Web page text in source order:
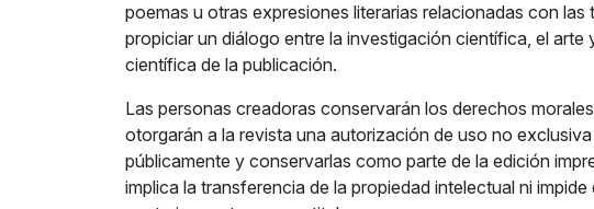
poemas u otras expresiones literarias relacionadas con
propiciar un diálogo entre la investigación científica, el
científica de la publicación.
Las personas creadoras conservarán los derechos
otorgarán a la revista una autorización de uso no
públicamente y conservarlas como parte de la edición
implica la transferencia de la propiedad intelectual ni